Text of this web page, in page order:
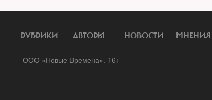
РУБРИКИ АВТОРЫ НОВОСТИ МНЕНИЯ
ООО «Новые Времена». 16+